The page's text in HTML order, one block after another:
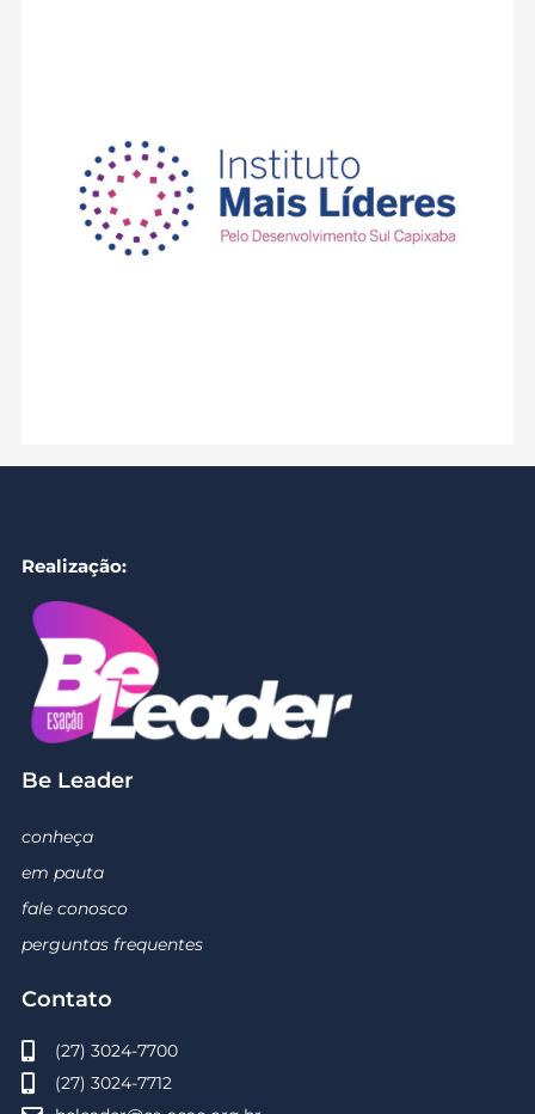
Realização:
Be Leader
conheça
em pauta
fale conosco
perguntas frequentes
Contato
(27) 3024-7700
(27) 3024-7712